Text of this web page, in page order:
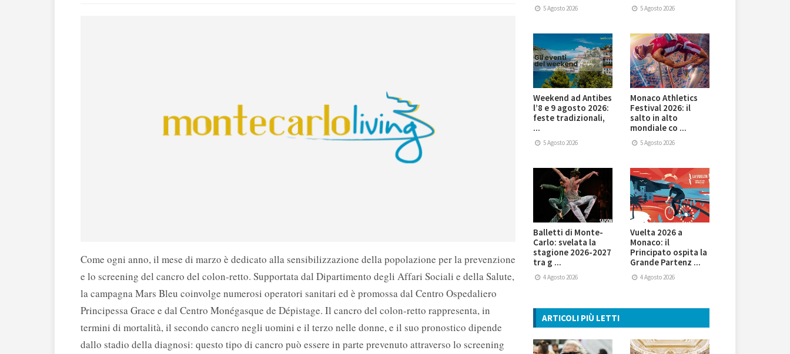
Come ogni anno, il mese di marzo è dedicato alla sensibilizzazione della popolazione per la prevenzione
e lo screening del cancro del colon-retto. Supportata dal Dipartimento degli Affari Sociali e della Salute,
la campagna Mars Bleu coinvolge numerosi operatori sanitari ed è promossa dal Centro Ospedaliero
Principessa Grace e dal Centro Monégasque de Dépistage. Il cancro del colon-retto rappresenta, in
termini di mortalità, il secondo cancro negli uomini e il terzo nelle donne, e il suo pronostico dipende
dallo stadio della diagnosi: questo tipo di cancro può essere in parte prevenuto attraverso lo screening
5 Agosto 2026 5 Agosto 2026
Weekend ad Antibes
l’8 e 9 agosto 2026:
feste tradizionali,
...
5 Agosto 2026
Monaco Athletics
Festival 2026: il
salto in alto
mondiale co ...
5 Agosto 2026
Balletti di Monte-
Carlo: svelata la
stagione 2026-2027
tra g ...
4 Agosto 2026
Vuelta 2026 a
Monaco: il
Principato ospita la
Grande Partenz ...
4 Agosto 2026
ARTICOLI PIÙ LETTI